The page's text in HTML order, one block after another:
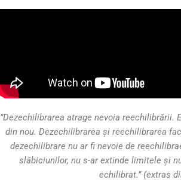
”Dezechilibrarea atrage nevoia
din nou. Dezechilibrarea și reechilibrarea
dezechilibrare nu ar fi nevoie de
slăbiciunilor, nu s-ar extinde limitele și
echilibrat.” (extras